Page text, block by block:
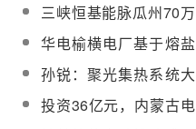
三峡恒基能脉瓜州70万
千瓦“光热储能+”项目镜
厂栽桩量完成过半
华电榆横电厂基于熔盐
储能新型电力系统调峰
调频关键技术研究项目
招标
孙锐：聚光集热系统大
幅度缩减将丧失光热发
电站长时储能的技术优
投资36亿元，内蒙古电